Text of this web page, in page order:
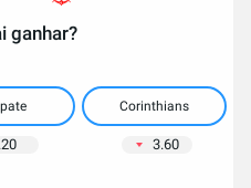
ganhar?
Corinthians
3.60